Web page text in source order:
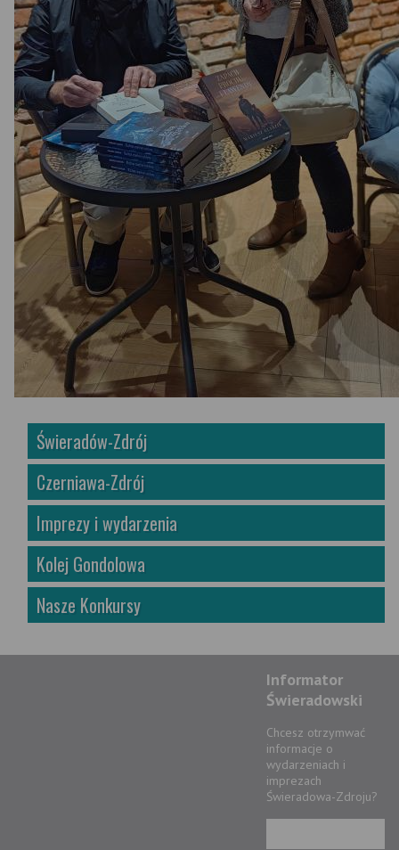
Świeradów-Zdrój
Czerniawa-Zdrój
Imprezy i wydarzenia
Kolej Gondolowa
Nasze Konkursy
Informator
Świeradowski
Chcesz otrzymwać
informacje o
wydarzeniach i
imprezach
Świeradowa-Zdroju?